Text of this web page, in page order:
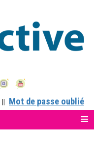
Mot de passe oublié